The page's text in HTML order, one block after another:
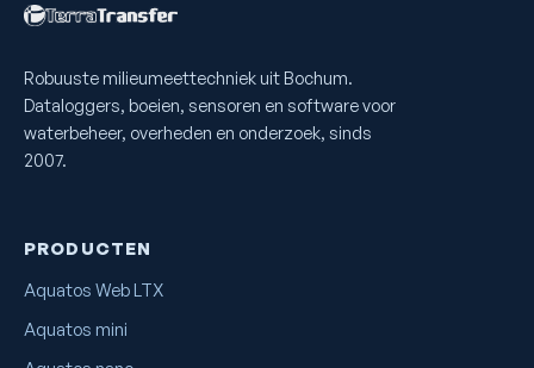
Robuuste milieumeettechniek uit Bochum.
Dataloggers, boeien, sensoren en software voor
waterbeheer, overheden en onderzoek, sinds
2007.
PRODUCTEN
Aquatos Web LTX
Aquatos mini